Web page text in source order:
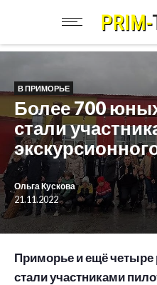
В ПРИМОРЬЕ
Более 700
стали
Ольга Кускова
21.11.2022
Приморье и ещё четыре
стали участниками